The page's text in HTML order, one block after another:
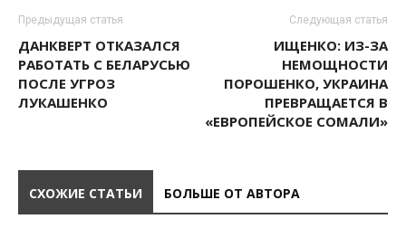
Предыдущая статья
ДАНКВЕРТ ОТКАЗАЛСЯ
РАБОТАТЬ С БЕЛАРУСЬЮ
ПОСЛЕ УГРОЗ
ЛУКАШЕНКО
Следующая статья
ИЩЕНКО: ИЗ-ЗА
НЕМОЩНОСТИ
ПОРОШЕНКО, УКРАИНА
ПРЕВРАЩАЕТСЯ В
«ЕВРОПЕЙСКОЕ СОМАЛИ»
СХОЖИЕ СТАТЬИ БОЛЬШЕ ОТ АВТОРА